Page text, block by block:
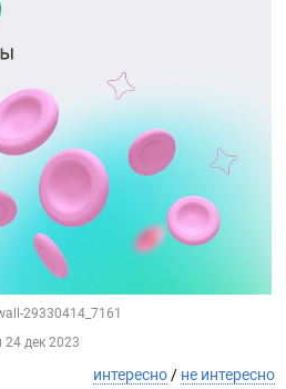
29330414_7161
24 дек 2023
интересно / не интересно